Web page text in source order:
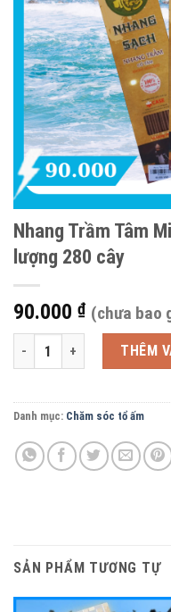
Nhang Trầm Tâm
lượng 280 cây
90.000 ₫ (chưa bao
Nhang Trầm Tâm Minh cao
THÊM
Danh mục: Chăm sóc tổ ấm
SẢN PHẨM TƯƠNG TỰ